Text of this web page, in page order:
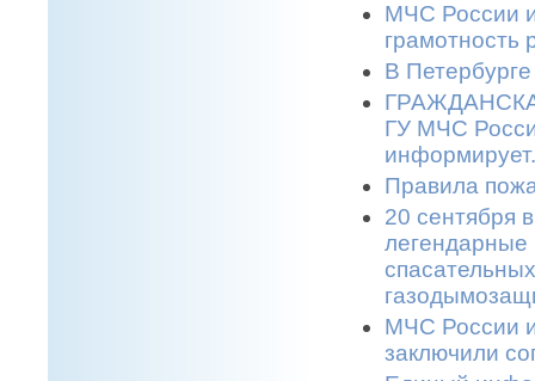
МЧС России
грамотность
В
ГУ МЧС
Правила
20 сентября
МЧС России
заключили